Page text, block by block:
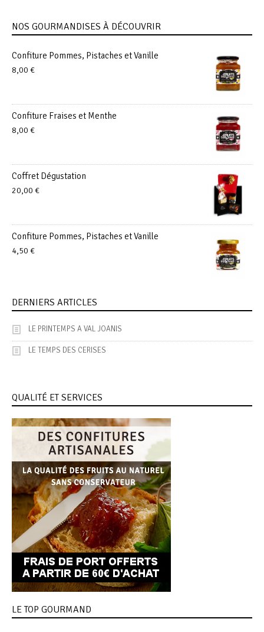
NOS GOURMANDISES À DÉCOUVRIR
Confiture Pommes, Pistaches et Vanille
8,00 €
Confiture Fraises et Menthe
8,00 €
Coffret Dégustation
20,00 €
Confiture Pommes, Pistaches et Vanille
4,50 €
DERNIERS ARTICLES
LE PRINTEMPS A VAL JOANIS
LE TEMPS DES CERISES
QUALITÉ ET SERVICES
LE TOP GOURMAND